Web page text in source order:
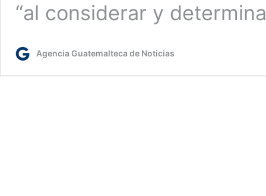
“al considerar y
Agencia Guatemalteca de Noticias